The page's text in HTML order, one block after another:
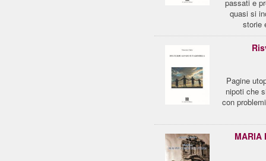
passati e
quasi si
storie
Pagine
nipoti che
con
MARIA